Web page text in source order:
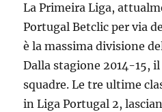
La Primeira Liga,
Portugal Betclic per via
è la massima divisione
Dalla stagione 2014-15,
squadre. Le tre ultime
in Liga Portugal 2,